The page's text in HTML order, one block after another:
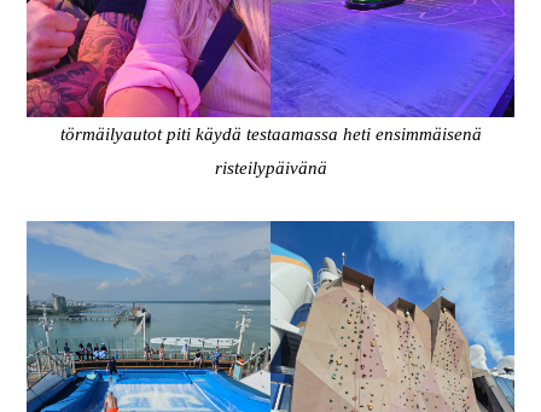
törmäilyautot piti käydä testaamassa heti ensimmäisenä
risteilypäivänä